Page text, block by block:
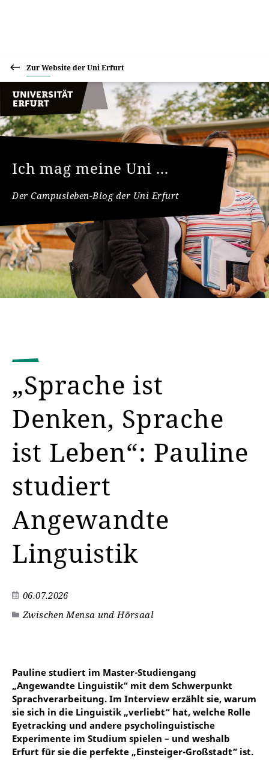
Zur Website der Uni Erfurt
Ich mag meine Uni ...
Der Campusleben-Blog der Uni Erfurt
„Sprache ist
Denken, Sprache
ist Leben“: Pauline
studiert
Angewandte
Linguistik
06.07.2026
Zwischen Mensa und Hörsaal
Pauline studiert im Master-Studiengang
„Angewandte Linguistik“ mit dem Schwerpunkt
Sprachverarbeitung. Im Interview erzählt sie, warum
sie sich in die Linguistik „verliebt“ hat, welche Rolle
Eyetracking und andere psycholinguistische
Experimente im Studium spielen – und weshalb
Erfurt für sie die perfekte „Einsteiger-Großstadt“ ist.